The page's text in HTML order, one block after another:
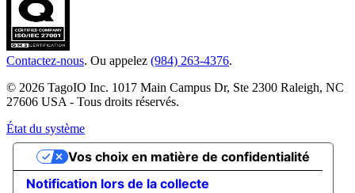
Contactez-nous. Ou appelez (984) 263-4376.
© 2026 TagoIO Inc. 1017 Main Campus Dr, Ste 2300 Raleigh, NC
27606 USA - Tous droits réservés.
État du système
Notification lors de la collecte
Vos choix en matière de confidentialité